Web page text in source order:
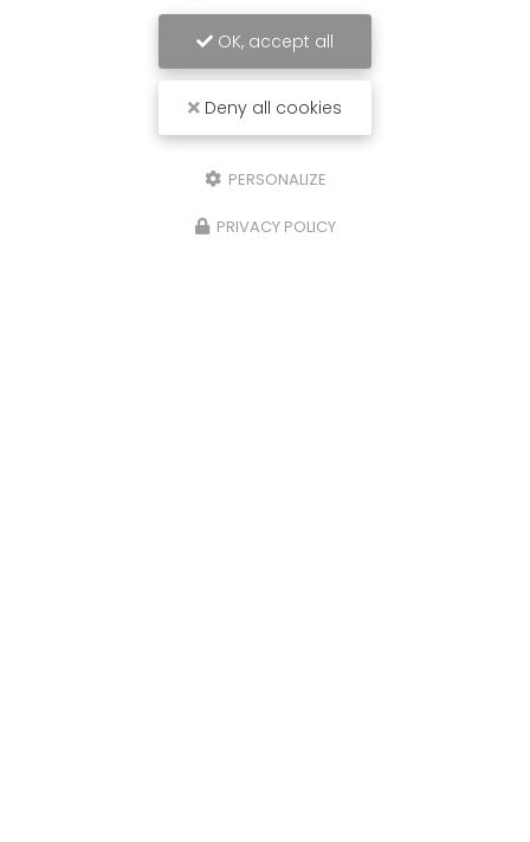
OK, accept all
Deny all cookies
PERSONALIZE
PRIVACY POLICY